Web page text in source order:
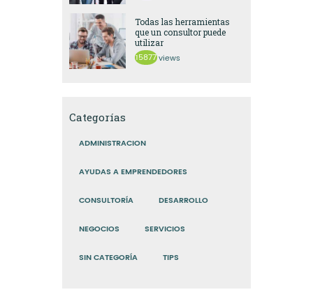
Todas las herramientas
que un consultor puede
utilizar
15877 views
Categorías
ADMINISTRACION
AYUDAS A EMPRENDEDORES
CONSULTORÍA DESARROLLO
NEGOCIOS SERVICIOS
SIN CATEGORÍA TIPS